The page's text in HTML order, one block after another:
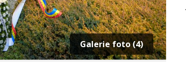
Galerie foto (4)